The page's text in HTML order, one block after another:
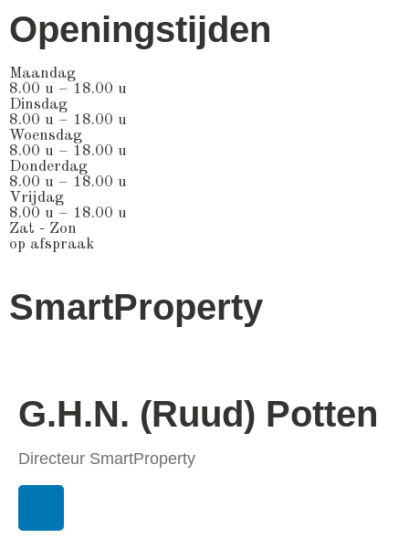
Openingstijden
Maandag
8.00 u – 18.00 u
Dinsdag
8.00 u – 18.00 u
Woensdag
8.00 u – 18.00 u
Donderdag
8.00 u – 18.00 u
Vrijdag
8.00 u – 18.00 u
Zat - Zon
op afspraak
SmartProperty
G.H.N. (Ruud) Potten
Directeur SmartProperty